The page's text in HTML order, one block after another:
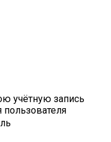
учётную запись